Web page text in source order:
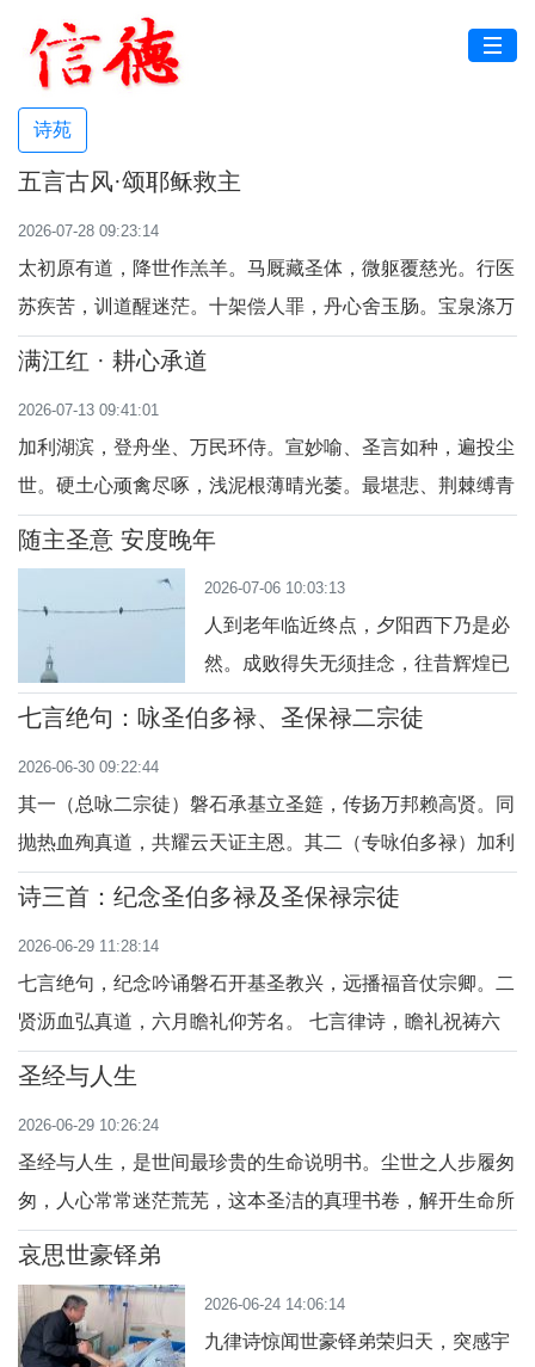
诗苑
五言古风·颂耶稣救主
2026-07-28 09:23:14
太初原有道，降世作羔羊。马厩藏圣体，微躯覆慈光。行医
苏疾苦，训道醒迷茫。十架偿人罪，丹心舍玉肠。宝泉涤万
垢，恩典漫八荒。千秋称颂主，万古仰君王。
满江红 · 耕心承道
2026-07-13 09:41:01
加利湖滨，登舟坐、万民环侍。宣妙喻、圣言如种，遍投尘
世。硬土心顽禽尽啄，浅泥根薄晴光萎。最堪悲、荆棘缚青
苗，繁华累。心田净，私欲弃；勤祈祷，尘思退。待深耕信
生、作沃土良畴，承天惠。释义简注：1. 律诗完整涵盖四种
土地的比喻，紧扣福音撒种的启示，劝人洁净内
随主圣意 安度晚年
2026-07-06 10:03:13
人到老年临近终点，夕阳西下乃是必
然。成败得失无须挂念，往昔辉煌已
成云烟。举步艰难行动迟缓，力微体
减，手脚迟钝不听使唤。老化境遇谁
也难免，正确面对仍要乐观。千万不
要长吁短叹，随主圣意安度晚年。彻
恋。眼前住所无非
七言绝句：咏圣伯多禄、圣保禄二宗徒
2026-06-30 09:22:44
其一（总咏二宗徒）磐石承基立圣筵，传扬万邦赖高贤。同
抛热血殉真道，共耀云天证主恩。其二（专咏伯多禄）加利
湖畔蒙主呼，一语明心识圣躯。磐石开教天门掌，仰奉耶稣
圣躯。遍历尘寰宣救恩，一腔忠勇渡群愚。其四（简咏节
庆）双宗同庆六月天，一钉一剑殉贞坚。千秋广
诗三首：纪念圣伯多禄及圣保禄宗徒
2026-06-29 11:28:14
七言绝句，纪念吟诵磐石开基圣教兴，远播福音仗宗卿。二
贤沥血弘真道，六月瞻礼仰芳名。 七言律诗，瞻礼祝祷六
月欣逢二圣筵，宗徒双柱立云天。伯铎承主牧群羊，磐石奠
真义，佑我信众永奉虔。 七言八句，信仰感悟时逢六月念
先贤，二圣英名万古传。渔者伯铎承
圣经与人生
2026-06-29 10:26:24
圣经与人生，是世间最珍贵的生命说明书。尘世之人步履匆
匆，人心常常迷茫荒芜，这本圣洁的真理书卷，解开生命所
有隐秘谜底，以永恒不变的道，为漂泊的灵魂照亮前行路
就带着软弱，常被俗世纷扰紧紧束缚，句句圣言皆是美好救
赎，抚平心底积攒的苦楚，让迷失的人生脱
哀思世豪铎弟
2026-06-24 14:06:14
九律诗惊闻世豪铎弟荣归天，突感宇